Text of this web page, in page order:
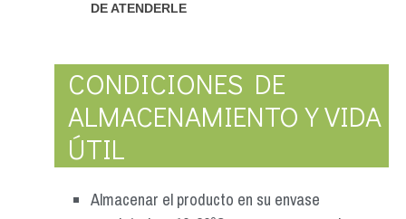
DE ATENDERLE
CONDICIONES DE
ALMACENAMIENTO Y VIDA
ÚTIL
Almacenar el producto en su envase